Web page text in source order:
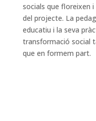
socials que floreixen
del projecte. La
educatiu i la seva
transformació social
que en formem part.